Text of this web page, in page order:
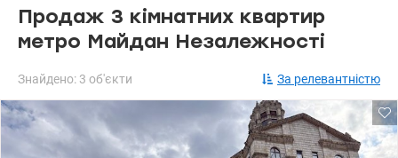
Продаж 3 кімнатних квартир
метро Майдан Незалежності
Знайдено: 3 об'єкти За релевантністю